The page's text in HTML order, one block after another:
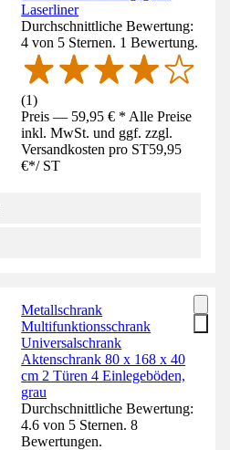
Laserliner
Durchschnittliche Bewertung:
4 von 5 Sternen. 1 Bewertung.
(1)
Preis — 59,95 € * Alle Preise
inkl. MwSt. und ggf. zzgl.
Versandkosten pro ST59,95
€*/ ST
Metallschrank
Multifunktionsschrank
Universalschrank
Aktenschrank 80 x 168 x 40
cm 2 Türen 4 Einlegeböden,
grau
Durchschnittliche Bewertung:
4.6 von 5 Sternen. 8
Bewertungen.